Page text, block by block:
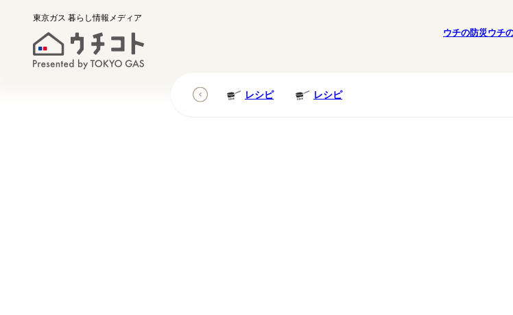
東京ガス 暮らし情報メディア
ウチの防災ウチ
レシピ レシピ レシピ